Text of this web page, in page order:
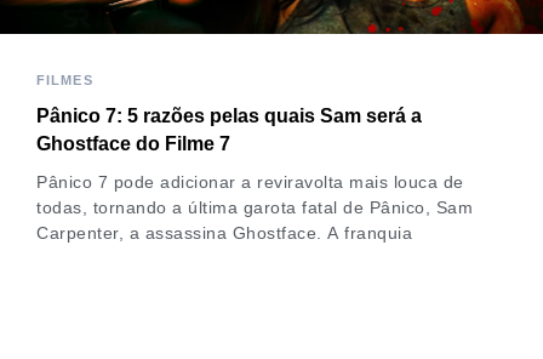
FILMES
Pânico 7: 5 razões pelas quais Sam será a
Ghostface do Filme 7
Pânico 7 pode adicionar a reviravolta mais louca de
todas, tornando a última garota fatal de Pânico, Sam
Carpenter, a assassina Ghostface. A franquia